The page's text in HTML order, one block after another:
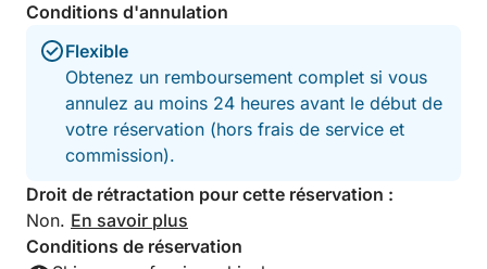
Conditions d'annulation
Flexible
Obtenez un remboursement complet si vous
annulez au moins 24 heures avant le début de
votre réservation (hors frais de service et
commission).
Droit de rétractation pour cette réservation :
Non. En savoir plus
Conditions de réservation